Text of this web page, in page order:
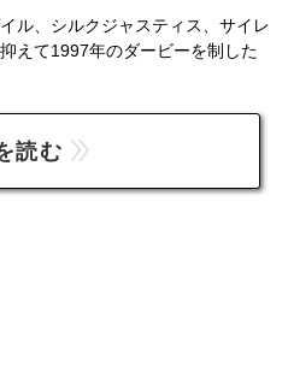
ル、シルクジャスティス、サイレ
えて1997年のダービーを制した
読む